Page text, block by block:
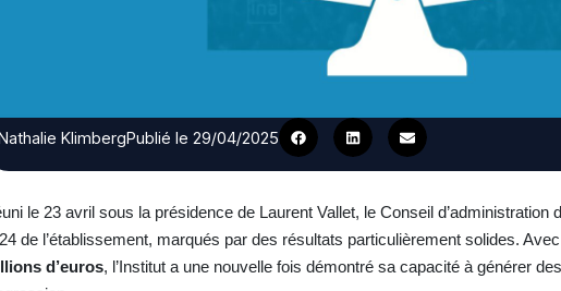
KlimbergPublié le 29/04/2025
le 23 avril sous la présidence de Laurent Vallet, le Conseil d’administration
de l’établissement, marqués par des résultats particulièrement solides.
d’euros, l’Institut a une nouvelle fois démontré sa capacité à générer